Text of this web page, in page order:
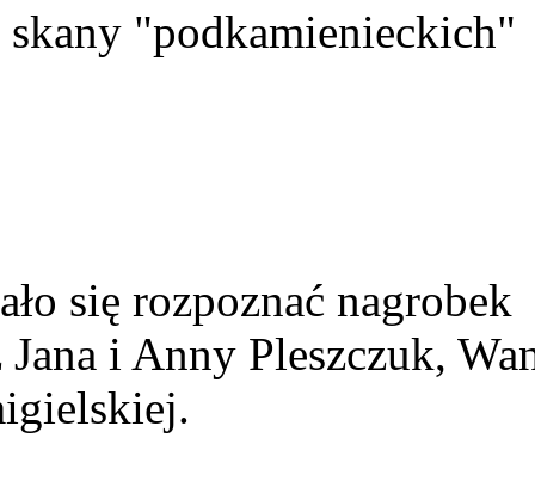
"podkamienieckich"
się rozpoznać nagrobek
i Anny Pleszczuk,